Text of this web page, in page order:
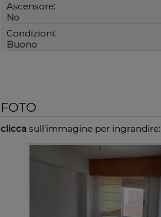
Ascensore:
No
Condizioni:
Buono
FOTO
clicca sull'immagine per ingrandire: